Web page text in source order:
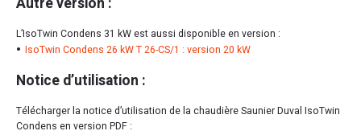
L’IsoTwin Condens 31 kW est aussi disponible en version :
IsoTwin Condens 26 kW T 26-CS/1 : version 20 kW
Notice d’utilisation :
Télécharger la notice d’utilisation de la chaudière Saunier Duval IsoTwin
Condens en version PDF :